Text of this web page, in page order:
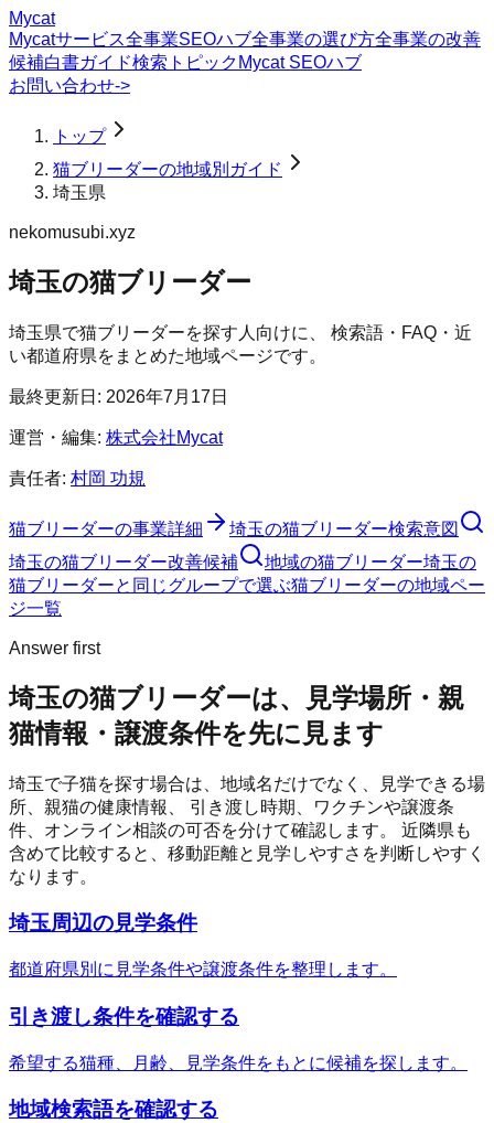
Mycat
Mycatサービス全事業SEOハブ全事業の選び方全事業の改善
候補白書ガイド検索トピック Mycat SEOハブ
お問い合わせ->
トップ
猫ブリーダーの地域別ガイド
埼玉県
nekomusubi.xyz
埼玉の猫ブリーダー
埼玉県で猫ブリーダーを探す人向けに、 検索語・FAQ・近
い都道府県をまとめた地域ページです。
最終更新日: 2026年7月17日
運営・編集: 株式会社Mycat
責任者: 村岡 功規
猫ブリーダーの事業詳細
埼玉の猫ブリーダー検索意図
埼玉の猫ブリーダー改善候補
地域の猫ブリーダー埼玉の
猫ブリーダーと同じグループで選ぶ猫ブリーダーの地域ペー
ジ一覧
Answer first
埼玉の猫ブリーダーは、見学場所・親
猫情報・譲渡条件を先に見ます
埼玉で子猫を探す場合は、地域名だけでなく、見学できる場
所、親猫の健康情報、 引き渡し時期、ワクチンや譲渡条
件、オンライン相談の可否を分けて確認します。 近隣県も
含めて比較すると、移動距離と見学しやすさを判断しやすく
なります。
埼玉周辺の見学条件
都道府県別に見学条件や譲渡条件を整理します。
引き渡し条件を確認する
希望する猫種、月齢、見学条件をもとに候補を探します。
地域検索語を確認する